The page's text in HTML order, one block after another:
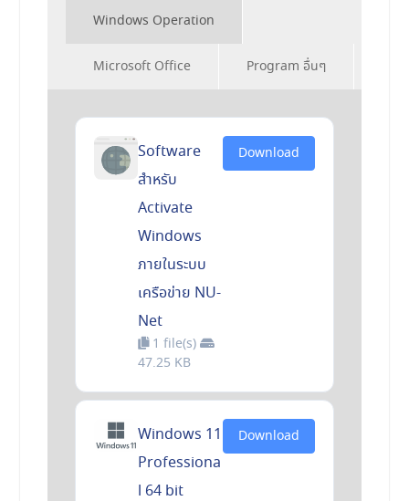
Windows Operation
Microsoft Office Program อื่นๆ
Software
สำหรับ
Activate
Windows
ภายในระบบ
เครือข่าย NU-
Net
1 file(s)
47.25 KB
Download
Windows 11
Professiona
l 64 bit
Download